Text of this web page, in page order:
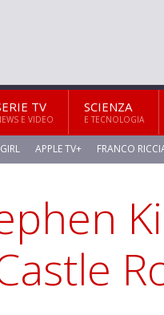
TV
E VIDEO
SCIENZA
E TECNOLOGIA
APPLE TV+ FRANCO